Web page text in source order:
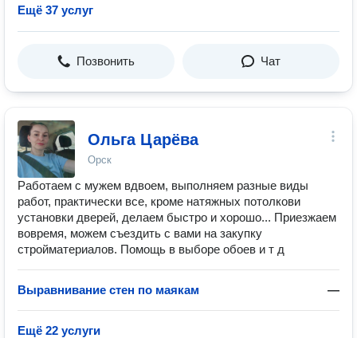
Ещё 37 услуг
Позвонить Чат
Ольга Царёва
Орск
Работаем с мужем вдвоем, выполняем разные виды
работ, практически все, кроме натяжных потолкови
установки дверей, делаем быстро и хорошо... Приезжаем
вовремя, можем съездить с вами на закупку
стройматериалов. Помощь в выборе обоев и т д
Выравнивание стен по маякам —
Ещё 22 услуги